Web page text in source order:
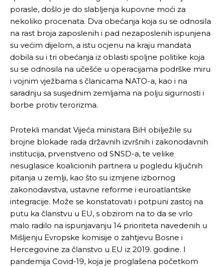
porasle, došlo je do slabljenja kupovne moći za
nekoliko procenata. Dva obećanja koja su se odnosila
na rast broja zaposlenih i pad nezaposlenih ispunjena
su većim dijelom, a istu ocjenu na kraju mandata
dobila su i tri obećanja iz oblasti spoljne politike koja
su se odnosila na učešće u operacijama podrške miru
i vojnim vježbama s članicama NATO-a, kao i na
saradnju sa susjednim zemljama na polju sigurnosti i
borbe protiv terorizma.
Protekli mandat Vijeća ministara BiH obilježile su
brojne blokade rada državnih izvršnih i zakonodavnih
institucija, prvenstveno od SNSD-a, te velike
nesuglasice koalicionih partnera u pogledu ključnih
pitanja u zemlji, kao što su izmjene izbornog
zakonodavstva, ustavne reforme i euroatlantske
integracije. Može se konstatovati i potpuni zastoj na
putu ka članstvu u EU, s obzirom na to da se vrlo
malo radilo na ispunjavanju 14 prioriteta navedenih u
Mišljenju Evropske komisije o zahtjevu Bosne i
Hercegovine za članstvo u EU iz 2019. godine. I
pandemija Covid-19, koja je proglašena početkom